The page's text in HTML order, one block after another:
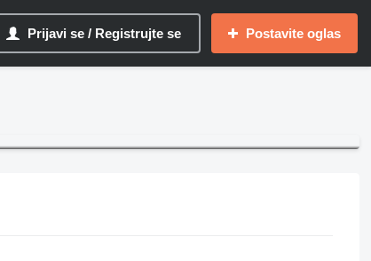
Prijavi se / Registrujte se Postavite oglas